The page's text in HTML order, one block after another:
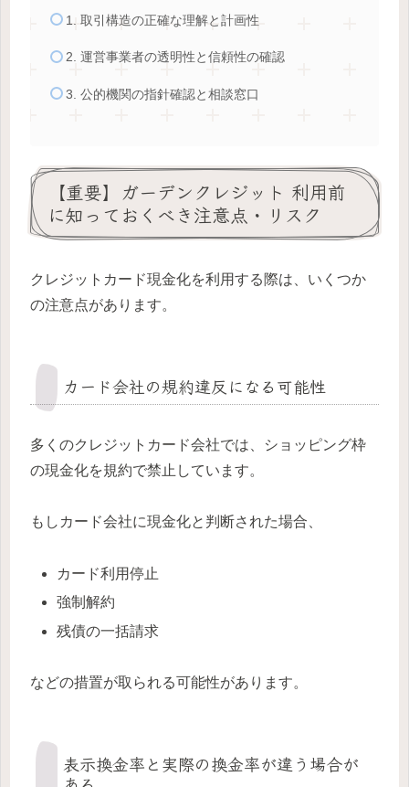
1. 取引構造の正確な理解と計画性
2. 運営事業者の透明性と信頼性の確認
3. 公的機関の指針確認と相談窓口
【重要】ガーデンクレジット 利用前
に知っておくべき注意点・リスク
クレジットカード現金化を利用する際は、いくつか
の注意点があります。
カード会社の規約違反になる可能性
多くのクレジットカード会社では、ショッピング枠
の現金化を規約で禁止しています。
もしカード会社に現金化と判断された場合、
カード利用停止
強制解約
残債の一括請求
などの措置が取られる可能性があります。
表示換金率と実際の換金率が違う場合が